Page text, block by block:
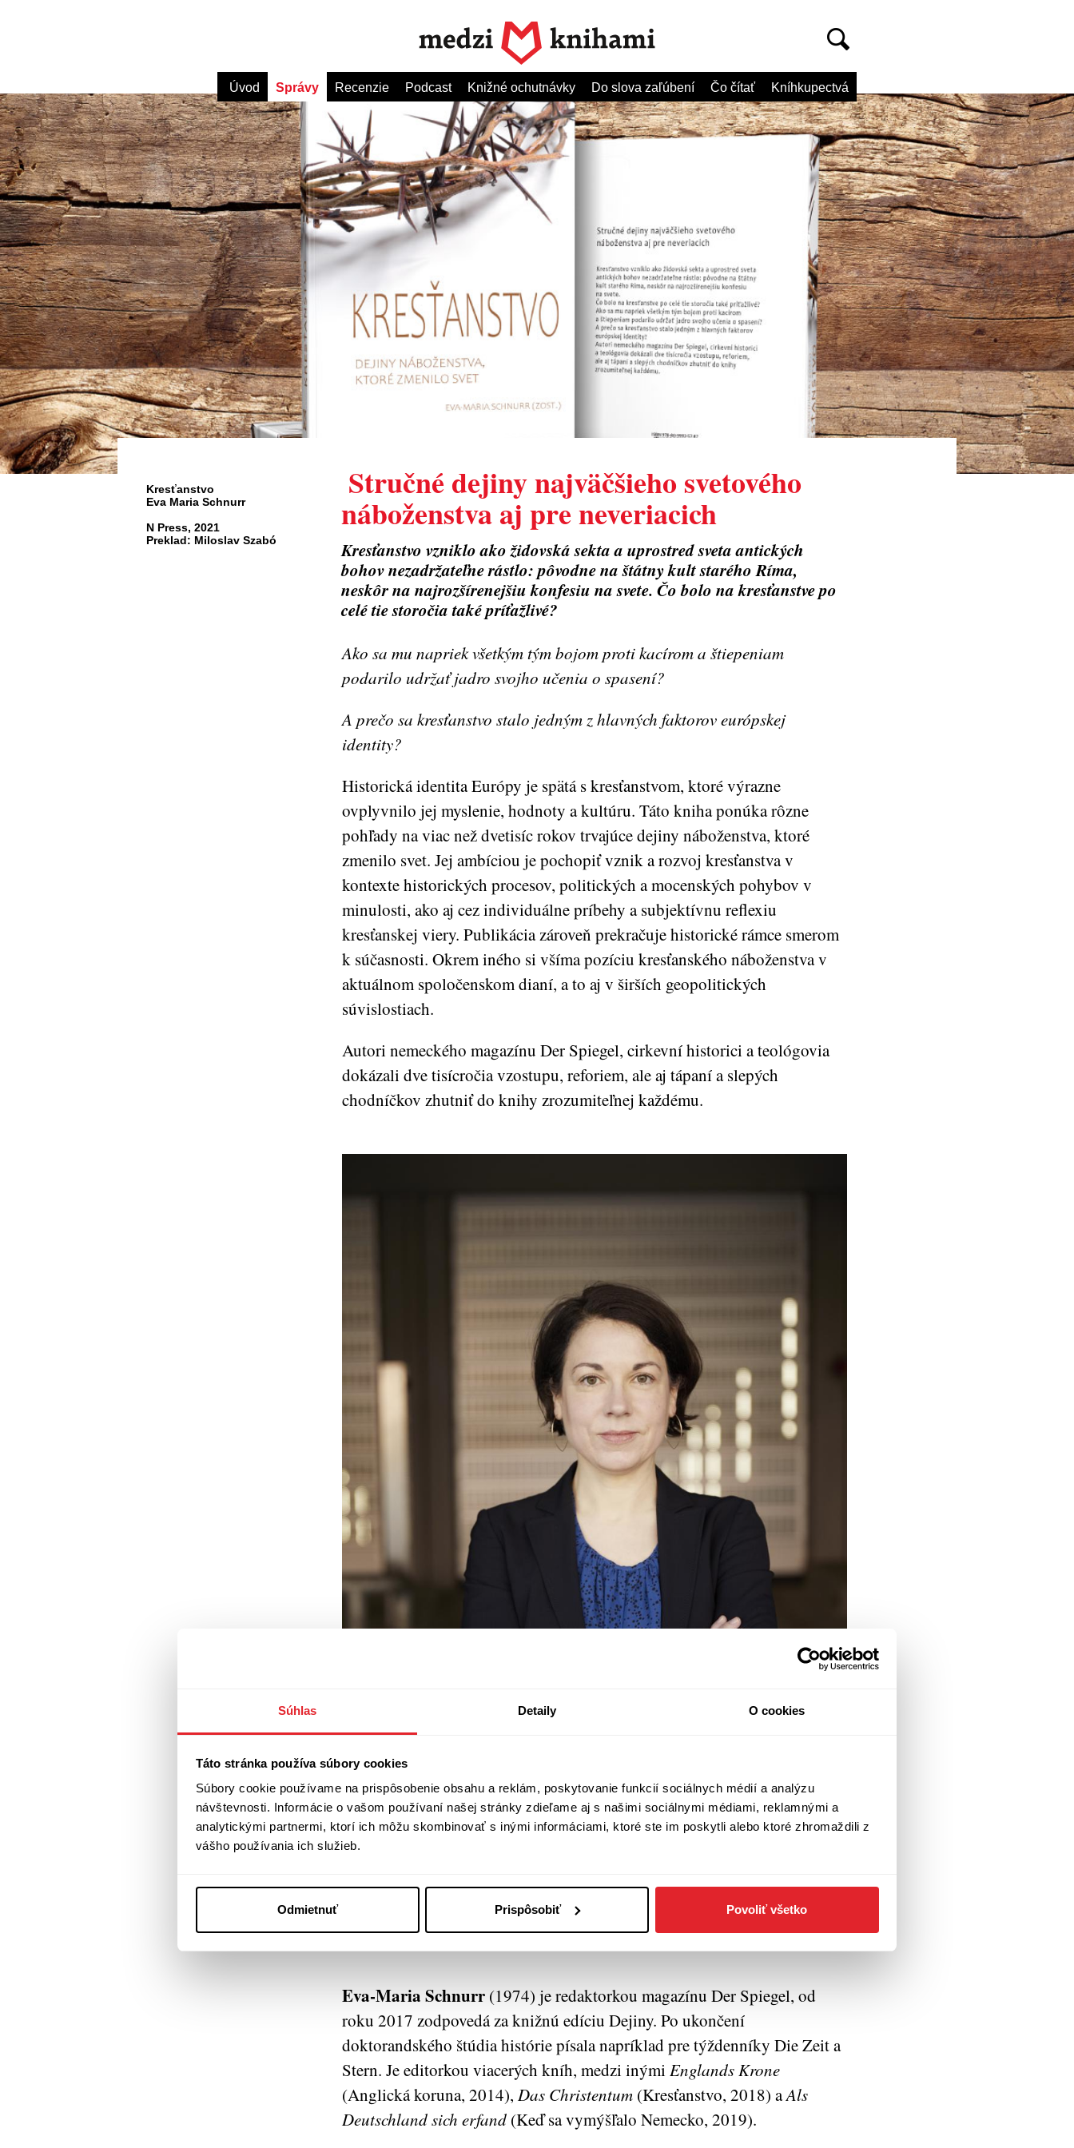
Súhlas Detaily O cookies
Táto stránka používa súbory cookies
Súbory cookie používame na prispôsobenie obsahu a reklám, poskytovanie funkcií sociálnych médií a analýzu
návštevnosti. Informácie o vašom používaní našej stránky zdieľame aj s našimi sociálnymi médiami, reklamnými a
analytickými partnermi, ktorí ich môžu skombinovať s inými informáciami, ktoré ste im poskytli alebo ktoré zhromaždili z
vášho používania ich služieb.
Odmietnuť Prispôsobiť Povoliť všetko
Úvod Správy Recenzie Podcast Knižné ochutnávky Do slova zaľúbení Čo čítať Kníhkupectvá
Kresťanstvo
Eva Maria Schnurr
N Press, 2021
Preklad: Miloslav Szabó
​ Stručné dejiny najväčšieho svetového
náboženstva aj pre neveriacich
Kresťanstvo vzniklo ako židovská sekta a uprostred sveta antických
bohov nezadržateľne rástlo: pôvodne na štátny kult starého Ríma,
neskôr na najrozšírenejšiu konfesiu na svete. Čo bolo na kresťanstve po
celé tie storočia také príťažlivé?
Ako sa mu napriek všetkým tým bojom proti kacírom a štiepeniam
podarilo udržať jadro svojho učenia o spasení?
A prečo sa kresťanstvo stalo jedným z hlavných faktorov európskej
identity?
Historická identita Európy je spätá s kresťanstvom, ktoré výrazne
ovplyvnilo jej myslenie, hodnoty a kultúru. Táto kniha ponúka rôzne
pohľady na viac než dvetisíc rokov trvajúce dejiny náboženstva, ktoré
zmenilo svet. Jej ambíciou je pochopiť vznik a rozvoj kresťanstva v
kontexte historických procesov, politických a mocenských pohybov v
minulosti, ako aj cez individuálne príbehy a subjektívnu reflexiu
kresťanskej viery. Publikácia zároveň prekračuje historické rámce smerom
k súčasnosti. Okrem iného si všíma pozíciu kresťanského náboženstva v
aktuálnom spoločenskom dianí, a to aj v širších geopolitických
súvislostiach.
Autori nemeckého magazínu Der Spiegel, cirkevní historici a teológovia
dokázali dve tisícročia vzostupu, reforiem, ale aj tápaní a slepých
chodníčkov zhutniť do knihy zrozumiteľnej každému.
Eva-Maria Schnurr (1974) je redaktorkou magazínu Der Spiegel, od
roku 2017 zodpovedá za knižnú edíciu Dejiny. Po ukončení
doktorandského štúdia histórie písala napríklad pre týždenníky Die Zeit a
Stern. Je editorkou viacerých kníh, medzi inýmiEnglands Krone
(Anglická koruna, 2014), Das Christentum(Kresťanstvo, 2018) aAls
Deutschland sich erfand(Keď sa vymýšľalo Nemecko, 2019).